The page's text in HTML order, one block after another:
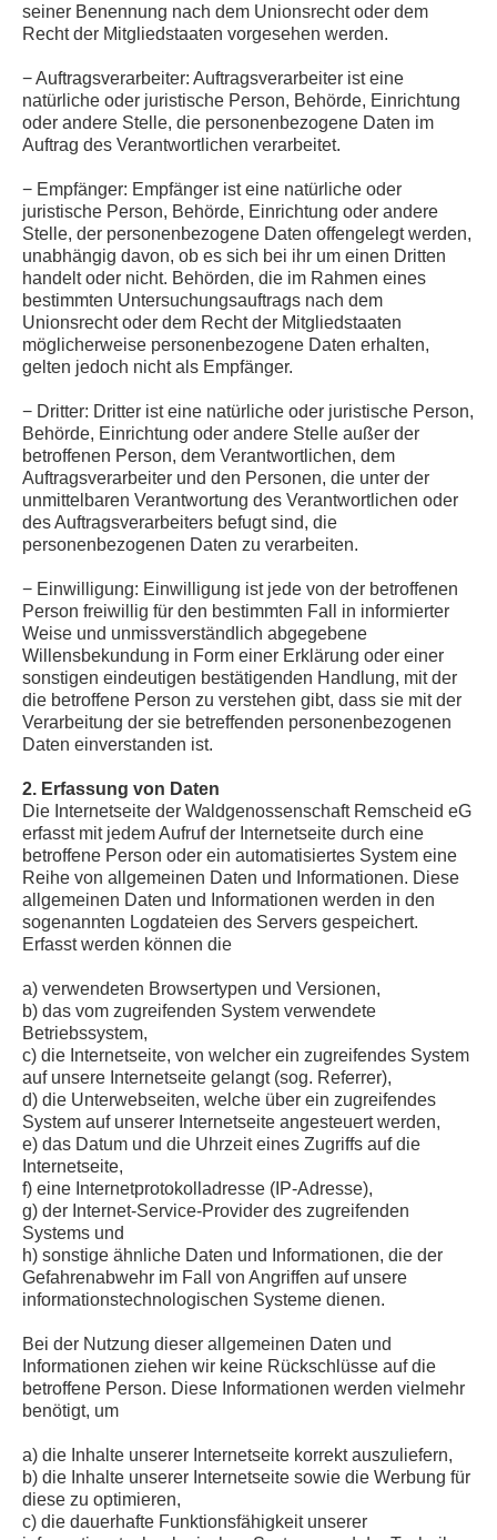
seiner Benennung nach dem Unionsrecht oder dem
Recht der Mitgliedstaaten vorgesehen werden.
− Auftragsverarbeiter: Auftragsverarbeiter ist eine
natürliche oder juristische Person, Behörde, Einrichtung
oder andere Stelle, die personenbezogene Daten im
Auftrag des Verantwortlichen verarbeitet.
− Empfänger: Empfänger ist eine natürliche oder
juristische Person, Behörde, Einrichtung oder andere
Stelle, der personenbezogene Daten offengelegt werden,
unabhängig davon, ob es sich bei ihr um einen Dritten
handelt oder nicht. Behörden, die im Rahmen eines
bestimmten Untersuchungsauftrags nach dem
Unionsrecht oder dem Recht der Mitgliedstaaten
möglicherweise personenbezogene Daten erhalten,
gelten jedoch nicht als Empfänger.
− Dritter: Dritter ist eine natürliche oder juristische Person,
Behörde, Einrichtung oder andere Stelle außer der
betroffenen Person, dem Verantwortlichen, dem
Auftragsverarbeiter und den Personen, die unter der
unmittelbaren Verantwortung des Verantwortlichen oder
des Auftragsverarbeiters befugt sind, die
personenbezogenen Daten zu verarbeiten.
− Einwilligung: Einwilligung ist jede von der betroffenen
Person freiwillig für den bestimmten Fall in informierter
Weise und unmissverständlich abgegebene
Willensbekundung in Form einer Erklärung oder einer
sonstigen eindeutigen bestätigenden Handlung, mit der
die betroffene Person zu verstehen gibt, dass sie mit der
Verarbeitung der sie betreffenden personenbezogenen
Daten einverstanden ist.
2. Erfassung von Daten
Die Internetseite der Waldgenossenschaft Remscheid eG
erfasst mit jedem Aufruf der Internetseite durch eine
betroffene Person oder ein automatisiertes System eine
Reihe von allgemeinen Daten und Informationen. Diese
allgemeinen Daten und Informationen werden in den
sogenannten Logdateien des Servers gespeichert.
Erfasst werden können die
a) verwendeten Browsertypen und Versionen,
b) das vom zugreifenden System verwendete
Betriebssystem,
c) die Internetseite, von welcher ein zugreifendes System
auf unsere Internetseite gelangt (sog. Referrer),
d) die Unterwebseiten, welche über ein zugreifendes
System auf unserer Internetseite angesteuert werden,
e) das Datum und die Uhrzeit eines Zugriffs auf die
Internetseite,
f) eine Internetprotokolladresse (IP-Adresse),
g) der Internet-Service-Provider des zugreifenden
Systems und
h) sonstige ähnliche Daten und Informationen, die der
Gefahrenabwehr im Fall von Angriffen auf unsere
informationstechnologischen Systeme dienen.
Bei der Nutzung dieser allgemeinen Daten und
Informationen ziehen wir keine Rückschlüsse auf die
betroffene Person. Diese Informationen werden vielmehr
benötigt, um
a) die Inhalte unserer Internetseite korrekt auszuliefern,
b) die Inhalte unserer Internetseite sowie die Werbung für
diese zu optimieren,
c) die dauerhafte Funktionsfähigkeit unserer